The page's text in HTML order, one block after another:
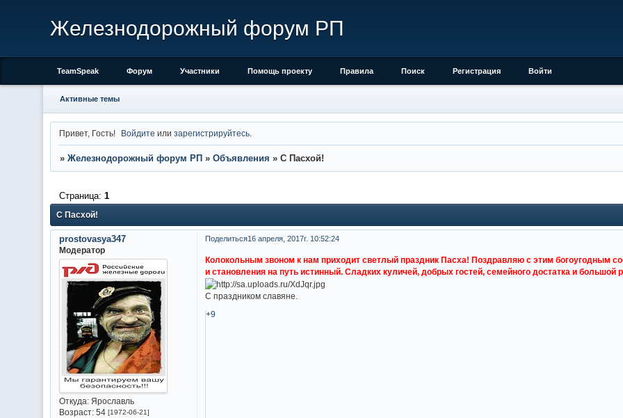
Железнодорожный форум РП
TeamSpeak Форум Участники Помощь проекту Правила Поиск Регистрация Войти
Активные темы
Привет, Гость! Войдите илизарегистрируйтесь
» Железнодорожный форум РП » Объявления » С Пасхой!
С Пасхой!
Страница: 1
Поделиться16 апреля, 2017г. 10:52:24
prostovasya347
Модератор
Откуда:Ярославль
Возраст:54 [1972-06-21]
Колокольным звоном к нам приходит светлый праздник Пасха! Поздравляю с этим богоугодным
и становления на путь истинный. Сладких куличей, добрых гостей, семейного достатка и большой
С праздником славяне.
+9